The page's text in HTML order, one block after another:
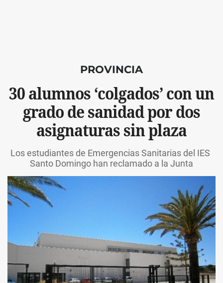
PROVINCIA
30 alumnos ‘colgados’ con un
grado de sanidad por dos
asignaturas sin plaza
Los estudiantes de Emergencias Sanitarias del IES
Santo Domingo han reclamado a la Junta